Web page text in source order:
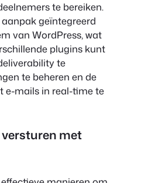
te bereiken.
geïntegreerd
van WordPress, wat
plugins kunt
te
te beheren en de
e-mails in real-time te
met